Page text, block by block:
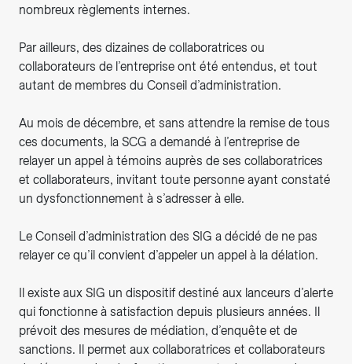
nombreux règlements internes.
Par ailleurs, des dizaines de collaboratrices ou
collaborateurs de l’entreprise ont été entendus, et tout
autant de membres du Conseil d’administration.
Au mois de décembre, et sans attendre la remise de tous
ces documents, la SCG a demandé à l’entreprise de
relayer un appel à témoins auprès de ses collaboratrices
et collaborateurs, invitant toute personne ayant constaté
un dysfonctionnement à s’adresser à elle.
Le Conseil d’administration des SIG a décidé de ne pas
relayer ce qu’il convient d’appeler un appel à la délation.
Il existe aux SIG un dispositif destiné aux lanceurs d’alerte
qui fonctionne à satisfaction depuis plusieurs années. Il
prévoit des mesures de médiation, d’enquête et de
sanctions. Il permet aux collaboratrices et collaborateurs